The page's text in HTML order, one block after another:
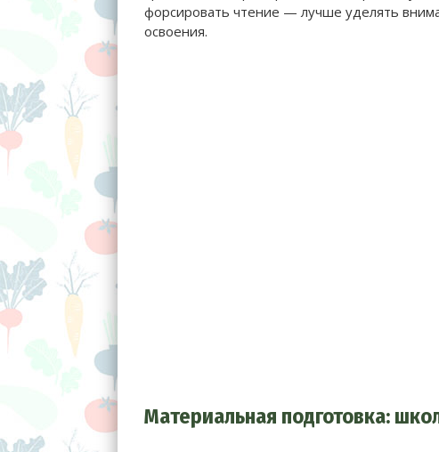
форсировать чтение — лучше уделять
освоения.
Материальная подготовка: